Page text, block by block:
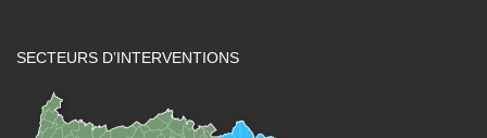
SECTEURS D’INTERVENTIONS